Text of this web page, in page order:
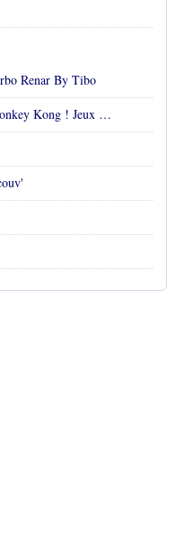
Renar By Tibo
Jeu Mario ! Donkey Kong ! Jeux vidéos Rétro !